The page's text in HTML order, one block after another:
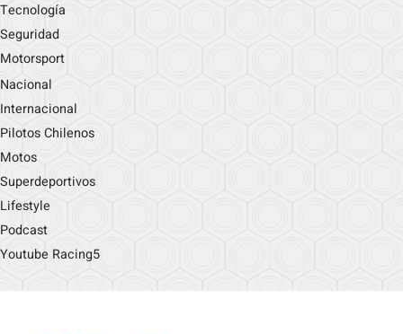
Tecnología
Seguridad
Motorsport
Nacional
Internacional
Pilotos Chilenos
Motos
Superdeportivos
Lifestyle
Podcast
Youtube Racing5